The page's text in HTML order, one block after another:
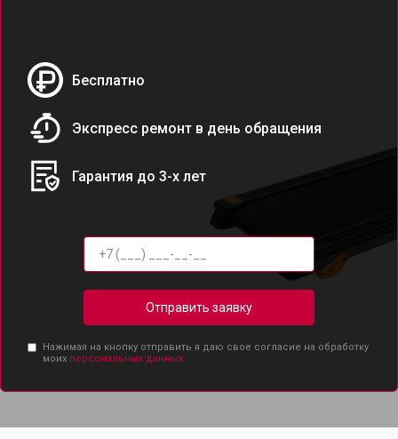
Бесплатно
Экспресс ремонт в день обращения
Гарантия до 3-х лет
Отправить заявку
Нажимая на кнопку отправить я даю свое согласие на обработку
моих персональных данных.